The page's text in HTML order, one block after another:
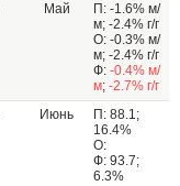
Май
П: -1.6% м/
м; -2.4% г/г
О: -0.3% м/
м; -2.4% г/г
Ф: -0.4% м/
м; -2.7% г/г
Июнь
П: 88.1;
16.4%
О:
Ф: 93.7;
6.3%